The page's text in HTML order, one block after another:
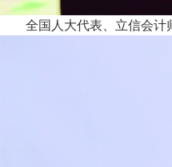
全国人大代表、立信会计